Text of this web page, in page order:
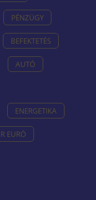
PÉNZÜGY
BEFEKTETÉS
AUTÓ
ENERGETIKA
EURÓ